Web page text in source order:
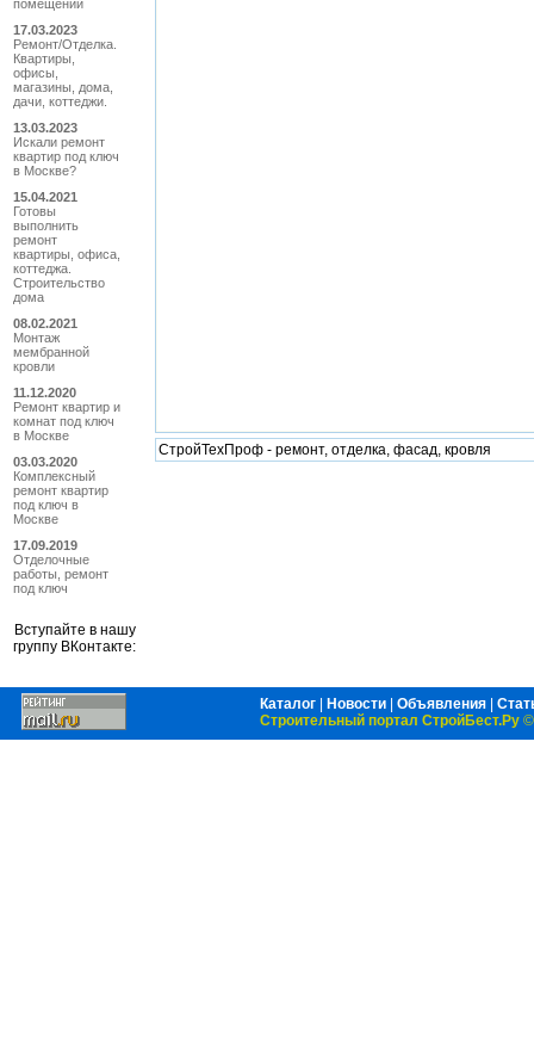
помещений
17.03.2023
Ремонт/Отделка.
Квартиры,
офисы,
магазины, дома,
дачи, коттеджи.
13.03.2023
Искали ремонт
квартир под ключ
в Москве?
15.04.2021
Готовы
выполнить
ремонт
квартиры, офиса,
коттеджа.
Строительство
дома
08.02.2021
Монтаж
мембранной
кровли
11.12.2020
Ремонт квартир и
комнат под ключ
в Москве
03.03.2020
Комплексный
ремонт квартир
под ключ в
Москве
17.09.2019
Отделочные
работы, ремонт
под ключ
Вступайте в нашу
группу ВКонтакте:
СтройТехПроф - ремонт, отделка, фасад, кровля
Каталог Новости Объявления
Строительный портал СтройБест.Ру